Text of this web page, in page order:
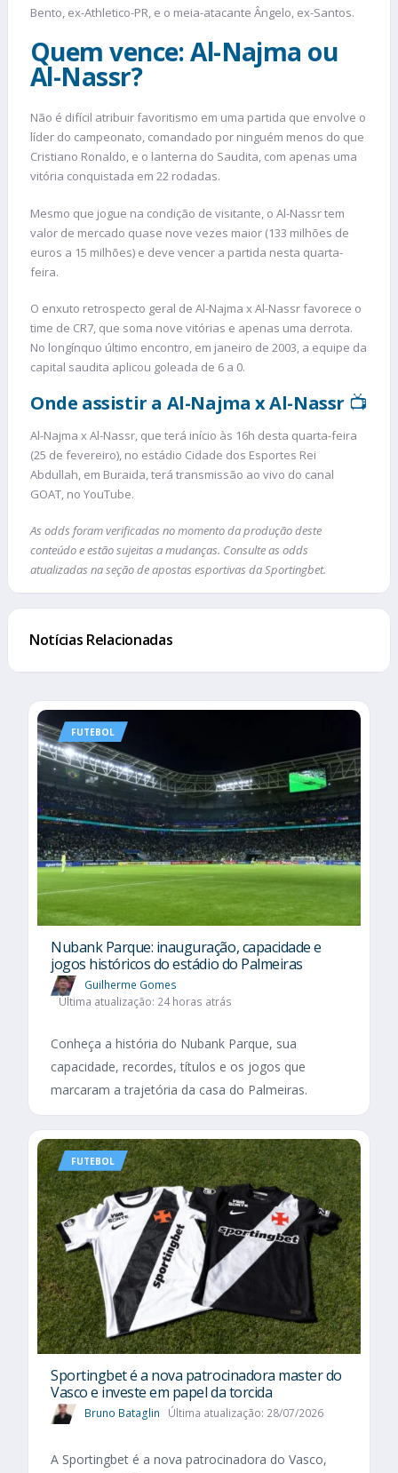
Bento, ex-Athletico-PR, e o meia-atacante Ângelo, ex-Santos.
Quem vence: Al-Najma ou
Al-Nassr?
Não é difícil atribuir favoritismo em uma partida que envolve o
líder do campeonato, comandado por ninguém menos do que
Cristiano Ronaldo, e o lanterna do Saudita, com apenas uma
vitória conquistada em 22 rodadas.
Mesmo que jogue na condição de visitante, o Al-Nassr tem
valor de mercado quase nove vezes maior (133 milhões de
euros a 15 milhões) e deve vencer a partida nesta quarta-
feira.
O enxuto retrospecto geral de Al-Najma x Al-Nassr favorece o
time de CR7, que soma nove vitórias e apenas uma derrota.
No longínquo último encontro, em janeiro de 2003, a equipe da
capital saudita aplicou goleada de 6 a 0.
Onde assistir a Al-Najma x Al-Nassr 📺
Al-Najma x Al-Nassr, que terá início às 16h desta quarta-feira
(25 de fevereiro), no estádio Cidade dos Esportes Rei
Abdullah, em Buraida, terá transmissão ao vivo do canal
GOAT, no YouTube.
As odds foram verificadas no momento da produção deste
conteúdo e estão sujeitas a mudanças. Consulte as odds
atualizadas na seção de apostas esportivas da Sportingbet.
Notícias Relacionadas
FUTEBOL
Nubank Parque: inauguração, capacidade e
jogos históricos do estádio do Palmeiras
Guilherme Gomes
Última atualização: 24 horas atrás
Conheça a história do Nubank Parque, sua
capacidade, recordes, títulos e os jogos que
marcaram a trajetória da casa do Palmeiras.
FUTEBOL
Sportingbet é a nova patrocinadora master do
Vasco e investe em papel da torcida
Bruno Bataglin Última atualização: 28/07/2026
A Sportingbet é a nova patrocinadora do Vasco,